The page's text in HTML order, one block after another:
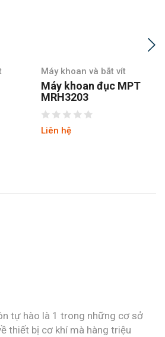
vít
MPT
Máy khoan và bắt vít
Máy khoan đục MPT
MRH3803
Liên hệ
tự hào là 1 trong những cơ sở
thiết bị cơ khí mà hàng triệu